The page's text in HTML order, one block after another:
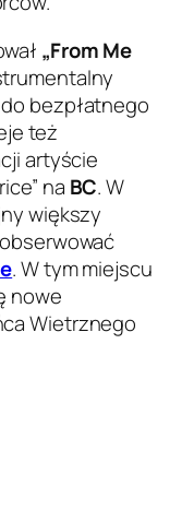
„From Me
bezpłatnego
też
artyście
na BC. W
większy
. W tym miejscu
nowe
Wietrznego